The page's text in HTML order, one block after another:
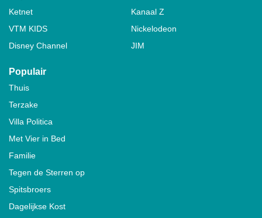
Ketnet
Kanaal Z
VTM KIDS
Nickelodeon
Disney Channel
JIM
Populair
Thuis
Terzake
Villa Politica
Met Vier in Bed
Familie
Tegen de Sterren op
Spitsbroers
Dagelijkse Kost